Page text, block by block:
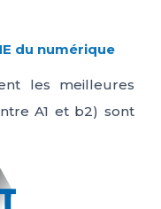
du numérique
les meilleures
A1 et b2) sont